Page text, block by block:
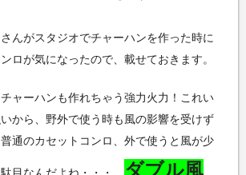
んがスタジオでチャーハンを作った時に
ロが気になったので、載せておきます。
ャーハンも作れちゃう強力火力！これい
から、野外で使う時も風の影響を受けず
通のカセットコンロ、外で使うと風が少
ダブル風